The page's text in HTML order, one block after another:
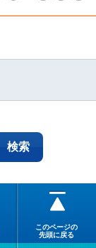
このページの
先頭に戻る